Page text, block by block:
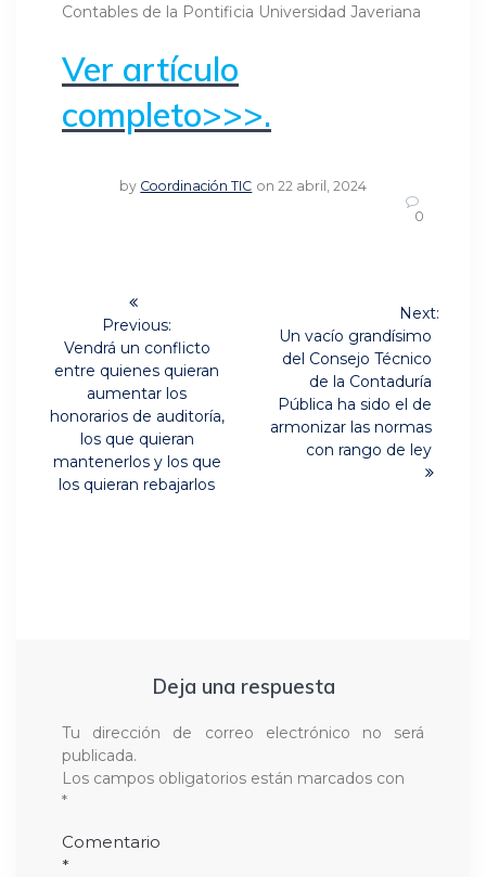
Contables de la Pontificia Universidad Javeriana
Ver artículo
completo>>>.
by Coordinación TIC on 22 abril, 2024
0
Navegación
entradas
Previous:
Previous
post:
Vendrá un conflicto
entre quienes quieran
aumentar los
honorarios de auditoría,
los que quieran
mantenerlos y los que
los quieran rebajarlos
Next:
Next
post:
Un vacío grandísimo
del Consejo Técnico
de la Contaduría
Pública ha sido el de
armonizar las normas
con rango de ley
Deja una respuesta
Tu dirección de correo electrónico no será
publicada.
Los campos obligatorios están marcados con
*
Comentario
*